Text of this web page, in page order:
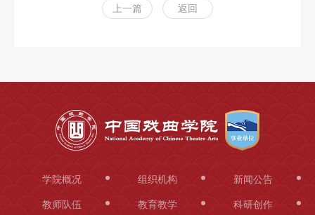
上一篇 返回
学院概况 组织机构 新闻公告
教师队伍 教育教学 科研创作